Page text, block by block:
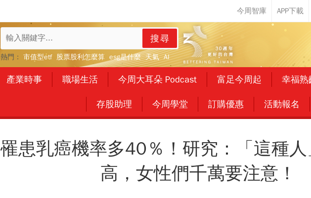
搜尋
熱門： 市值型etf 股票股利怎麼算 esg是什麼 天氣 AI
產業時事 職場生活 今周大耳朵 Podcast 富足今周起 幸福熟
存股助理 今周學堂 訂購優惠 活動報名
罹患乳癌機率多40％！研究：「這種
高，女性們千萬要注意！